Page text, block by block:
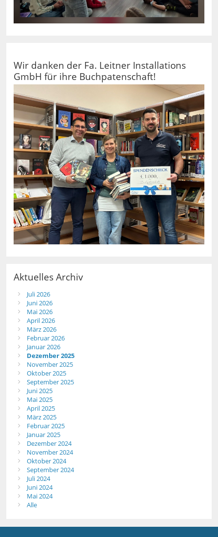
Wir danken der Fa. Leitner Installations
GmbH für ihre Buchpatenschaft!
Aktuelles Archiv
Juli 2026
Juni 2026
Mai 2026
April 2026
März 2026
Februar 2026
Januar 2026
Dezember 2025
November 2025
Oktober 2025
September 2025
Juni 2025
Mai 2025
April 2025
März 2025
Februar 2025
Januar 2025
Dezember 2024
November 2024
Oktober 2024
September 2024
Juli 2024
Juni 2024
Mai 2024
Alle